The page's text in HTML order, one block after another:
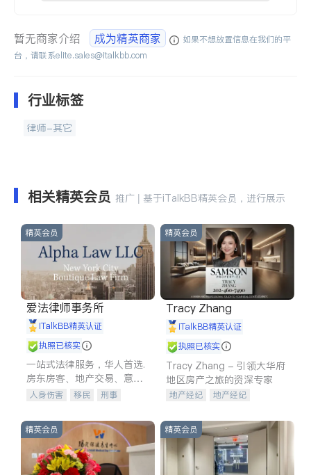
暂无商家介绍 成为精英商家
如果不想放置信息在我们的平
台，请联系elite.sales@italkbb.com
行业标签
律师-其它
相关精英会员 推广 | 基于iTalkBB精英会员，进行展示
精英会员
爱法律师事务所
iTalkBB精英认证
执照已核实
一站式法律服务，华人首选.
房东房客、地产交易、意外
伤害、车祸重伤、商业诉
建筑合同、刑事案件全包办
人身伤害 移民
刑事
信托/遗嘱
商业
商标注册
律师-其它 保释
精英会员
Tracy Zhang
iTalkBB精英认证
执照已核实
Tracy Zhang - 引领大华府
地区房产之旅的资深专家
地产经纪
地产经纪
商铺租售
开发商建商
精英会员 精英会员